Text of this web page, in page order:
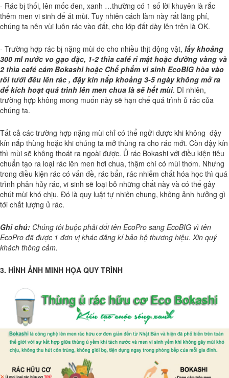
- Rác bị thối, lên mốc đen, xanh …thường có 1 số lời khuyên là rắc
thêm men vi sinh để át mùi. Tuy nhiên cách làm này rất lãng phí,
chúng ta nên vùi luôn rác vào đất, cho lớp đất dày lên trên là OK.
- Trường hợp rác bị nặng mùi do cho nhiều thịt động vật, lấy khoảng
300 ml nước vo gạo đặc, 1-2 thìa café rỉ mật hoặc đường vàng và
2 thìa café cám Bokashi hoặc Chế phẩm vi sinh EcoBIG hòa vào
rồi tưới đều lên rác , đậy kín nắp khoảng 3-5 ngày không mở ra
để kích hoạt quá trình lên men chua là sẽ hết mùi. Dĩ nhiên,
trường hợp không mong muốn này sẽ hạn chế quá trình ủ rác của
chúng ta.
Tất cả các trường hợp nặng mùi chỉ có thể ngửi được khi không đậy
kín nắp thùng hoặc khi chúng ta mở thùng ra cho rác mới. Còn đậy kín
thì mùi sẽ không thoát ra ngoài được. Ủ rác Bokashi với điều kiện tiêu
chuẩn tạo ra loại rác lên men hơi chua, thậm chí có mùi thơm. Nhưng
trong điều kiện rác có vấn đề, rác bẩn, rác nhiễm chất hóa học thì quá
trình phân hủy rác, vi sinh sẽ loại bỏ những chất này và có thể gây
chút mùi khó chịu. Đó là quy luật tự nhiên chung, không ảnh hưởng gì
tới chất lượng ủ rác.
Ghi chú: Chúng tôi buộc phải đổi tên EcoPro sang EcoBIG vì tên
EcoPro đã được 1 đơn vị khác đăng kí bảo hộ thương hiệu. Xin quý
khách thông cảm.
3. HÌNH ẢNH MINH HỌA QUY TRÌNH